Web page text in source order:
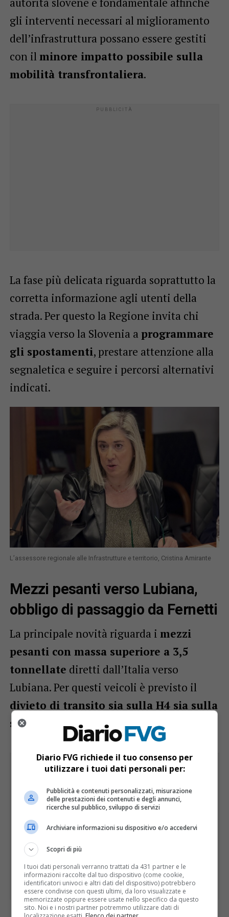
gli interventi necessari al miglioramento
dell’infrastruttura possano essere gestiti
con il minore impatto possibile sulla
mobilità transfrontaliera.
La fase più delicata riguarda soprattutto la
corretta informazione agli utenti della
strada. Per questo la Regione invita chi
viaggia verso la Slovenia a programmare
gli spostamenti, prestare attenzione alla
segnaletica e seguire i percorsi alternativi
indicati.
L’assessore regionale alle Infrastrutture e territorio, Cristina Amirante
Mezzi pesanti verso Lubiana,
obbligo di passaggio da Fernetti
La principale novità riguarda i mezzi
pesanti con massa superiore a 3,5
tonnellate diretti dall’Italia verso
Lubiana. Per questi veicoli è previsto il
divieto di transito sia sulla H4 sia sulla
strada regionale R2-444.
Diario FVG richiede il tuo consenso per
utilizzare i tuoi dati personali per:
Pubblicità e contenuti personalizzati, misurazione
delle prestazioni dei contenuti e degli annunci,
ricerche sul pubblico, sviluppo di servizi
Archiviare informazioni su dispositivo e/o accedervi
Scopri di più
I tuoi dati personali verranno trattati da 431 partner e le
informazioni raccolte dal tuo dispositivo (come cookie,
identificatori univoci e altri dati del dispositivo) potrebbero
essere condivise con questi ultimi, da loro visualizzate e
memorizzate oppure essere usate nello specifico da questo
sito. Noi e i nostri partner potremmo utilizzare dati di